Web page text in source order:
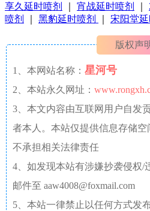
享久延时喷剂
宵战延时喷剂
喷剂
黑豹延时喷剂 宋阳堂延
版权声
1、本网站名称： 星河号
2、本站永久网址：
3、本文内容由互联网用户自发
者本人。本站仅提供信息存储空
不承担相关法律责任
4、如发现本站有涉嫌抄袭侵权/
邮件至 aaw4008@foxmail.com
5、本站一律禁止以任何方式发